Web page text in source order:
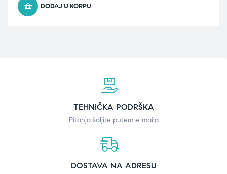
DODAJ U KORPU
TEHNIČKA PODRŠKA
Pitanja šaljite putem e-maila
DOSTAVA NA ADRESU